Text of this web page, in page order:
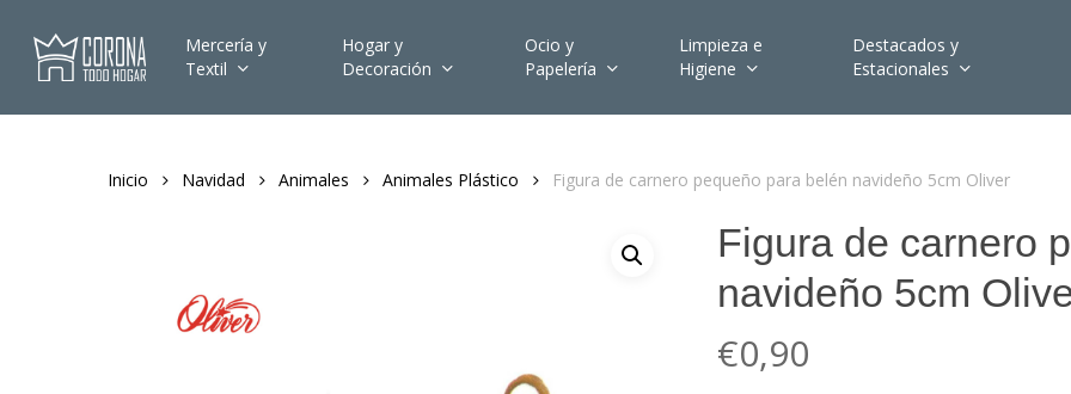
Mercería y
Textil
Hogar y
Decoración
Ocio y
Papelería
Limpieza e
Higiene
Destacados y
Estacionales
Inicio Navidad Animales Animales Plástico Figura de carnero pequeño para belén navideño 5cm Oliver
Figura de carnero
navideño 5cm
€0,90